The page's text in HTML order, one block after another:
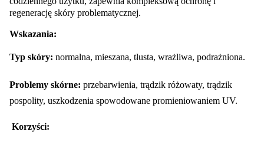
regenerację skóry problematycznej.
Wskazania:
Typ skóry: normalna, mieszana, tłusta, wrażliwa, podrażniona.
Problemy skórne: przebarwienia, trądzik różowaty, trądzik
pospolity, uszkodzenia spowodowane promieniowaniem UV.
Korzyści: